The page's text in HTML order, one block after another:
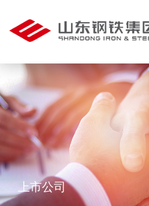
上市公司